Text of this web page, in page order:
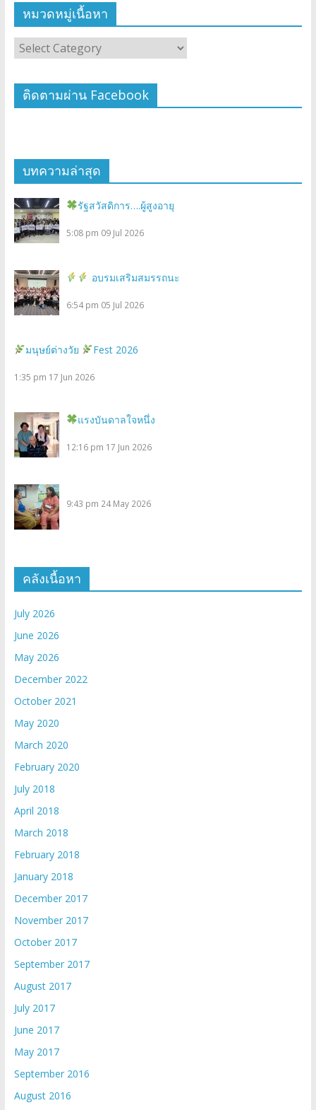
หมวดหมู่เนื้อหา
ติดตามผ่าน Facebook
บทความล่าสุด
รัฐสวัสดิการ….ผู้สูงอายุ
5:08 pm 09 Jul 2026
อบรมเสริมสมรรถนะ
6:54 pm 05 Jul 2026
มนุษย์ต่างวัย Fest 2026
1:35 pm 17 Jun 2026
แรงบันดาลใจหนึ่ง
12:16 pm 17 Jun 2026
9:43 pm 24 May 2026
คลังเนื้อหา
July 2026
June 2026
May 2026
December 2022
October 2021
May 2020
March 2020
February 2020
July 2018
April 2018
March 2018
February 2018
January 2018
December 2017
November 2017
October 2017
September 2017
August 2017
July 2017
June 2017
May 2017
September 2016
August 2016